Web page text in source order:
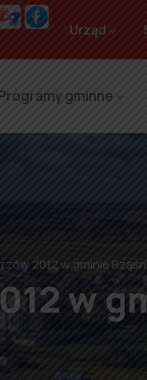
Urząd
gminne
2012 w gminie
w